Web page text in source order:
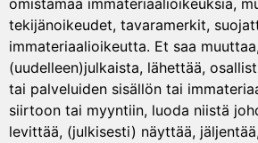
omistamaa immateriaalioikeuksia,
tekijänoikeudet, tavaramerkit,
immateriaalioikeutta. Et saa
(uudelleen)julkaista, lähettää,
tai palveluiden sisällön tai
siirtoon tai myyntiin, luoda niistä
levittää, (julkisesti) näyttää,